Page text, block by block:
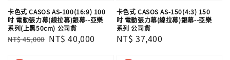
卡色式 CASOS AS-100(16:9) 100
吋 電動張力幕(線拉幕)銀幕--亞樂
系列(上黑50cm) 公司貨
Regular
NT$ 45,000 Sale
NT$ 40,000
卡色式 CASOS AS-150(4:3) 150
吋 電動張力幕(線拉幕)銀幕--亞樂
系列 公司貨
Regular
NT$ 37,400